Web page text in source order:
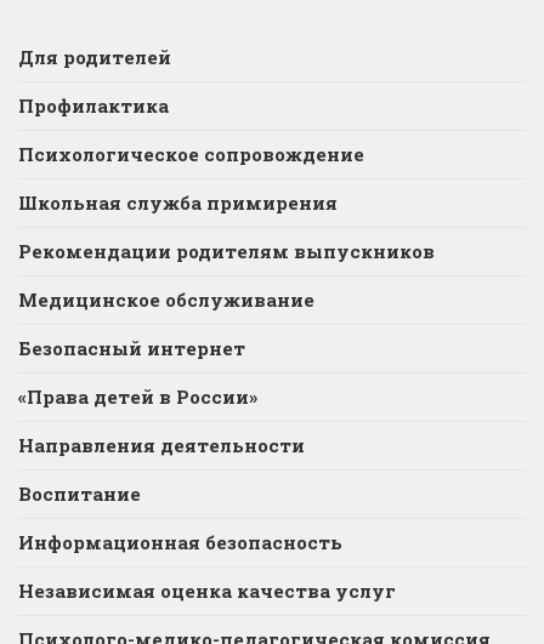
Для родителей
Профилактика
Психологическое сопровождение
Школьная служба примирения
Рекомендации родителям выпускников
Медицинское обслуживание
Безопасный интернет
«Права детей в России»
Направления деятельности
Воспитание
Информационная безопасность
Независимая оценка качества услуг